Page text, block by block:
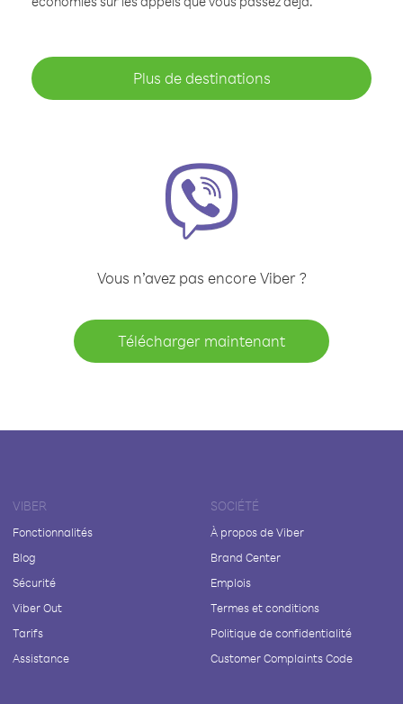
Plus de destinations
Vous n’avez pas encore Viber ?
Télécharger maintenant
VIBER
Fonctionnalités
Blog
Sécurité
Viber Out
Tarifs
Assistance
SOCIÉTÉ
À propos de Viber
Brand Center
Emplois
Termes et conditions
Politique de confidentialité
Customer Complaints Code